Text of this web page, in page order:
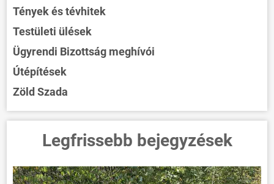
Tények és tévhitek
Testületi ülések
Ügyrendi Bizottság meghívói
Útépítések
Zöld Szada
Legfrissebb bejegyzések